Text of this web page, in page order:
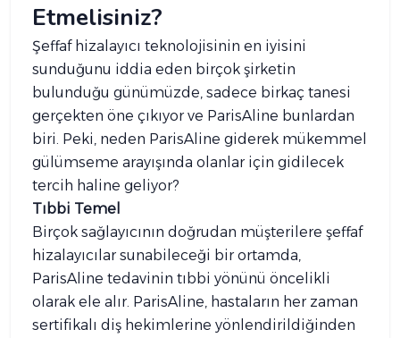
Etmelisiniz?
Şeffaf hizalayıcı teknolojisinin en iyisini
sunduğunu iddia eden birçok şirketin
bulunduğu günümüzde, sadece birkaç tanesi
gerçekten öne çıkıyor ve ParisAline bunlardan
biri. Peki, neden ParisAline giderek mükemmel
gülümseme arayışında olanlar için gidilecek
tercih haline geliyor?
Tıbbi Temel
Birçok sağlayıcının doğrudan müşterilere şeffaf
hizalayıcılar sunabileceği bir ortamda,
ParisAline tedavinin tıbbi yönünü öncelikli
olarak ele alır. ParisAline, hastaların her zaman
sertifikalı diş hekimlerine yönlendirildiğinden